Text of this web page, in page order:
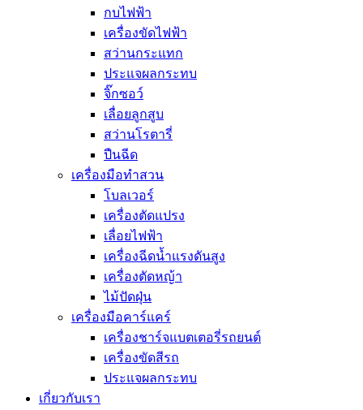
กบไฟฟ้า
เครื่องขัดไฟฟ้า
สว่านกระแทก
ประแจผลกระทบ
จิ๊กซอว์
เลื่อยลูกสูบ
สว่านโรตารี่
ปืนฉีด
เครื่องมือทำสวน
โบลเวอร์
เครื่องตัดแปรง
เลื่อยไฟฟ้า
เครื่องฉีดน้ำแรงดันสูง
เครื่องตัดหญ้า
ไม้ปัดฝุ่น
เครื่องมือคาร์แคร์
เครื่องชาร์จแบตเตอรี่รถยนต์
เครื่องขัดสีรถ
ประแจผลกระทบ
เกี่ยวกับเรา